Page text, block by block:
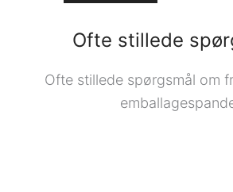
Ofte stillede
Ofte stillede spørgsmål om